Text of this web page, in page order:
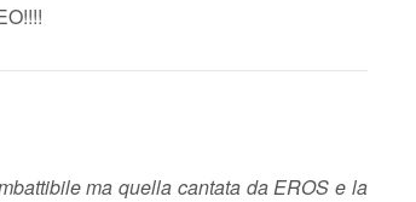
ma quella cantata da EROS e la